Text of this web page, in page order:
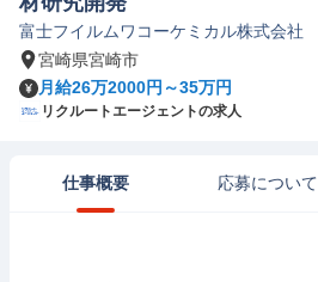
富士フイルムワコーケミカル株式会社
宮崎県宮崎市
月給26万2000円～35万円
リクルートエージェントの求人
仕事概要 応募について